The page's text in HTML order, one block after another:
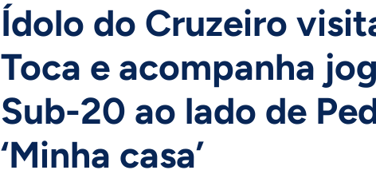
Ídolo do Cruzeiro
Toca e acompanha
Sub-20 ao lado de
‘Minha casa’